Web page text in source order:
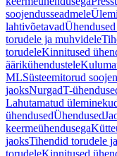
soojendusseadmele
lahtivõetavad
torudele ja muhvidele
torudeleKinnitused
äärikühendustele
MLSüsteemitorud
jaoksNurgadT-
Lahutamatud
ühendusedÜhendused
keermeühendusega
jaoksTihendid torudele
torudeleKinnitused